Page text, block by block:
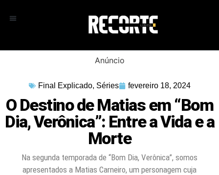
Anúncio
Final Explicado, Séries fevereiro 18, 2024
O Destino de Matias em “Bom
Dia, Verônica”: Entre a Vida e a
Morte
Na segunda temporada de “Bom Dia, Verônica”, somos
apresentados a Matias Carneiro, um personagem cuja